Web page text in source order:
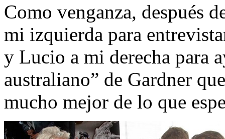
Como venganza, después
mi izquierda para
y Lucio a mi derecha para
australiano” de Gardner
mucho mejor de lo que